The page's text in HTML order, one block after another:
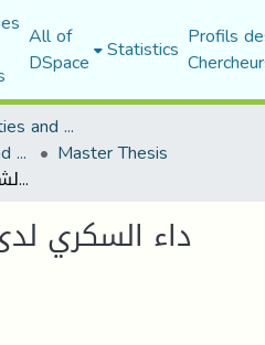
All of
DSpace Statistics Profils
Faculty of Humanities and Social Sciences
Department of Media and Communication Studies Master Thesis
داء السكري لدى الشباب ...انكسار يليه استقرار
داء السكري